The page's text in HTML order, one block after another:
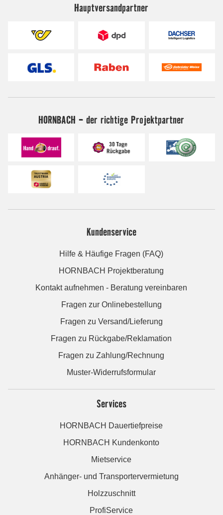
Hauptversandpartner
HORNBACH - der richtige Projektpartner
Kundenservice
Hilfe & Häufige Fragen (FAQ)
HORNBACH Projektberatung
Kontakt aufnehmen - Beratung vereinbaren
Fragen zur Onlinebestellung
Fragen zu Versand/Lieferung
Fragen zu Rückgabe/Reklamation
Fragen zu Zahlung/Rechnung
Muster-Widerrufsformular
Services
HORNBACH Dauertiefpreise
HORNBACH Kundenkonto
Mietservice
Anhänger- und Transportervermietung
Holzzuschnitt
ProfiService